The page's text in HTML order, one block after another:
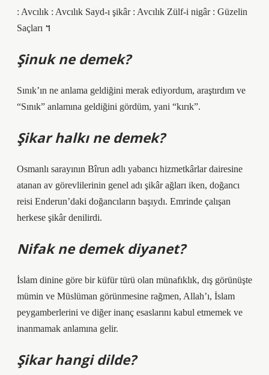
: Avcılık : Avcılık Sayd-ı şikâr : Avcılık Zülf-i nigâr : Güzelin
Saçları ។
Şinuk ne demek?
Sınık’ın ne anlama geldiğini merak ediyordum, araştırdım ve
“Sınık” anlamına geldiğini gördüm, yani “kırık”.
Şikar halkı ne demek?
Osmanlı sarayının Bîrun adlı yabancı hizmetkârlar dairesine
atanan av görevlilerinin genel adı şikâr ağları iken, doğancı
reisi Enderun’daki doğancıların başıydı. Emrinde çalışan
herkese şikâr denilirdi.
Nifak ne demek diyanet?
İslam dinine göre bir küfür türü olan münafıklık, dış görünüşte
mümin ve Müslüman görünmesine rağmen, Allah’ı, İslam
peygamberlerini ve diğer inanç esaslarını kabul etmemek ve
inanmamak anlamına gelir.
Şikar hangi dilde?